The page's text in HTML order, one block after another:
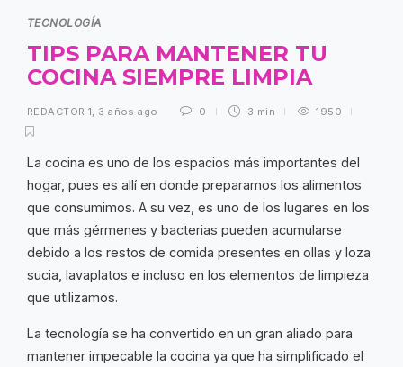
TECNOLOGÍA
TIPS PARA MANTENER TU
COCINA SIEMPRE LIMPIA
REDACTOR 1 3 años ago 0 3 min 1950
La cocina es uno de los espacios más importantes del
hogar, pues es allí en donde preparamos los alimentos
que consumimos. A su vez, es uno de los lugares en los
que más gérmenes y bacterias pueden acumularse
debido a los restos de comida presentes en ollas y loza
sucia, lavaplatos e incluso en los elementos de limpieza
que utilizamos.
La tecnología se ha convertido en un gran aliado para
mantener impecable la cocina ya que ha simplificado el